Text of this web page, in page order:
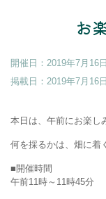
お
開催日：2019年7月16
掲載日： 2019年7月16
本日は、午前にお楽し
何を採るかは、畑に着
■開催時間
午前11時～11時45分